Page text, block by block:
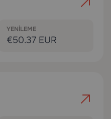
YENILEME
€50.37 EUR